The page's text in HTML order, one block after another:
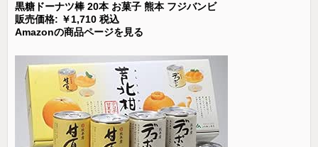
黒糖ドーナツ棒 20本 お菓子 熊本 フジバンビ
販売価格: ￥1,710 税込
Amazonの商品ページを見る